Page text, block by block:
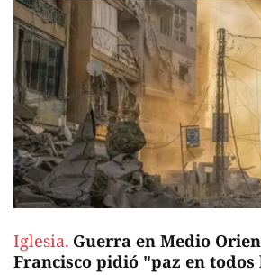
Iglesia. Guerra en Medio
Francisco pidió "paz en todos